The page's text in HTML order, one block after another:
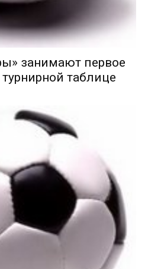
занимают первое
таблице